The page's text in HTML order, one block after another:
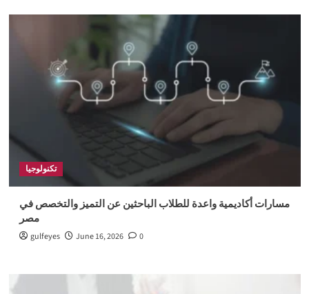
تكنولوجيا
مسارات أكاديمية واعدة للطلاب الباحثين عن التميز والتخصص في
مصر
gulfeyes June 16, 2026 0